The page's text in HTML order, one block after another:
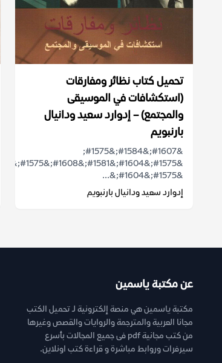
تحميل كتاب نظائر ومفارقات
(استكشافات في الموسيقى
والمجتمع) – إدوارد سعيد ودانيال
بارنبويم
&#1607;&#1584;&#1575;
&#1575;&#1604;&...
إدوارد سعيد ودانيال بارنبويم
عن مكتبة ياسمين
مكتبة ياسمين هي منصة إلكترونية لـ تحميل الكتب
مجانا العربية والمترجمة والروايات والقصص وغيرها
من كتب مجانية pdf فى جميع المجالات بأسرع
سيرفرات وروابط مباشرة و قراءة كتب اونلاين.